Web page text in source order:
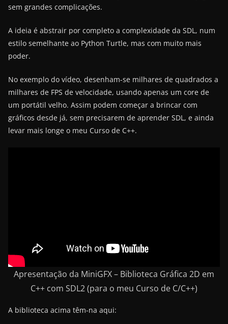
sem grandes complicações.
A ideia é abstrair por completo a complexidade da SDL, num
estilo semelhante ao Python Turtle, mas com muito mais
poder.
No exemplo do vídeo, desenham-se milhares de quadrados a
milhares de FPS de velocidade, usando apenas um core de
um portátil velho. Assim podem começar a brincar com
gráficos desde já, sem precisarem de aprender SDL, e ainda
levar mais longe o meu Curso de C++.
Apresentação da MiniGFX – Biblioteca Gráfica 2D em
C++ com SDL2 (para o meu Curso de C/C++)
A biblioteca acima têm-na aqui: